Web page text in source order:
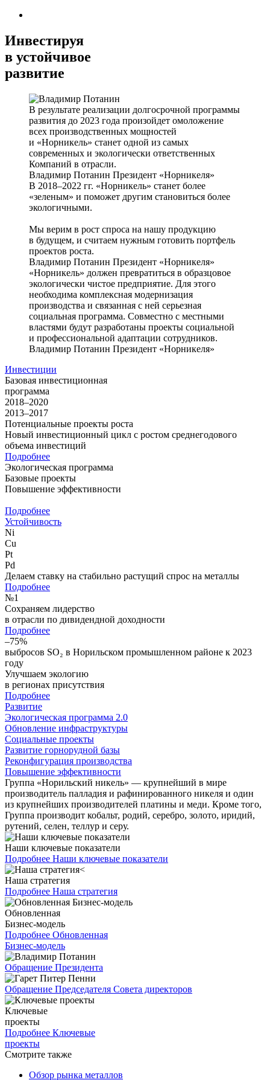
Инвестируя
в устойчивое
развитие
В результате реализации долгосрочной программы
развития до 2023 года произойдет омоложение
всех производственных мощностей
и «Норникель» станет одной из самых
современных и экологически ответственных
Компаний в отрасли.
Владимир Потанин Президент «Норникеля»
В 2018–2022 гг. «Норникель» станет более
«зеленым» и поможет другим становиться более
экологичными.
Мы верим в рост спроса на нашу продукцию
в будущем, и считаем нужным готовить портфель
проектов роста.
Владимир Потанин Президент «Норникеля»
«Норникель» должен превратиться в образцовое
экологически чистое предприятие. Для этого
необходима комплексная модернизация
производства и связанная с ней серьезная
социальная программа. Совместно с местными
властями будут разработаны проекты социальной
и профессиональной адаптации сотрудников.
Владимир Потанин Президент «Норникеля»
Инвестиции
Базовая инвестиционная
программа
2018–2020
2013–2017
Потенциальные проекты роста
Новый инвестиционный цикл с ростом среднегодового
объема инвестиций
Подробнее
Экологическая программа
Базовые проекты
Повышение эффективности
Подробнее
Устойчивость
Ni
Cu
Pt
Pd
Делаем ставку на стабильно растущий спрос на металлы
Подробнее
№1
Сохраняем лидерство
в отрасли по дивидендной доходности
Подробнее
–75%
выбросов SO₂ в Норильском промышленном районе к 2023
году
Улучшаем экологию
в регионах присутствия
Подробнее
Развитие
Экологическая программа 2.0
Обновление инфраструктуры
Социальные проекты
Развитие горнорудной базы
Реконфигурация производства
Повышение эффективности
Группа «Норильский никель» — крупнейший в мире
производитель палладия и рафинированного никеля и один
из крупнейших производителей платины и меди. Кроме того,
Группа производит кобальт, родий, серебро, золото, иридий,
рутений, селен, теллур и серу.
Наши ключевые показатели
Подробнее Наши ключевые показатели
Наша стратегия
Подробнее Наша стратегия
Обновленная
Бизнес-модель
Подробнее Обновленная
Бизнес-модель
Обращение Президента
Обращение Председателя Совета директоров
Ключевые
проекты
Подробнее Ключевые
проекты
Смотрите также
Обзор рынка металлов